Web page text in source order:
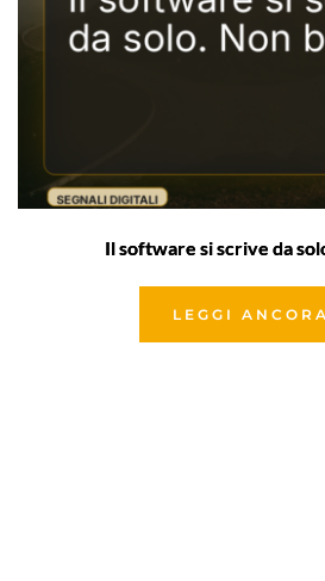
Il software si scrive da
LEGGI ANCORA